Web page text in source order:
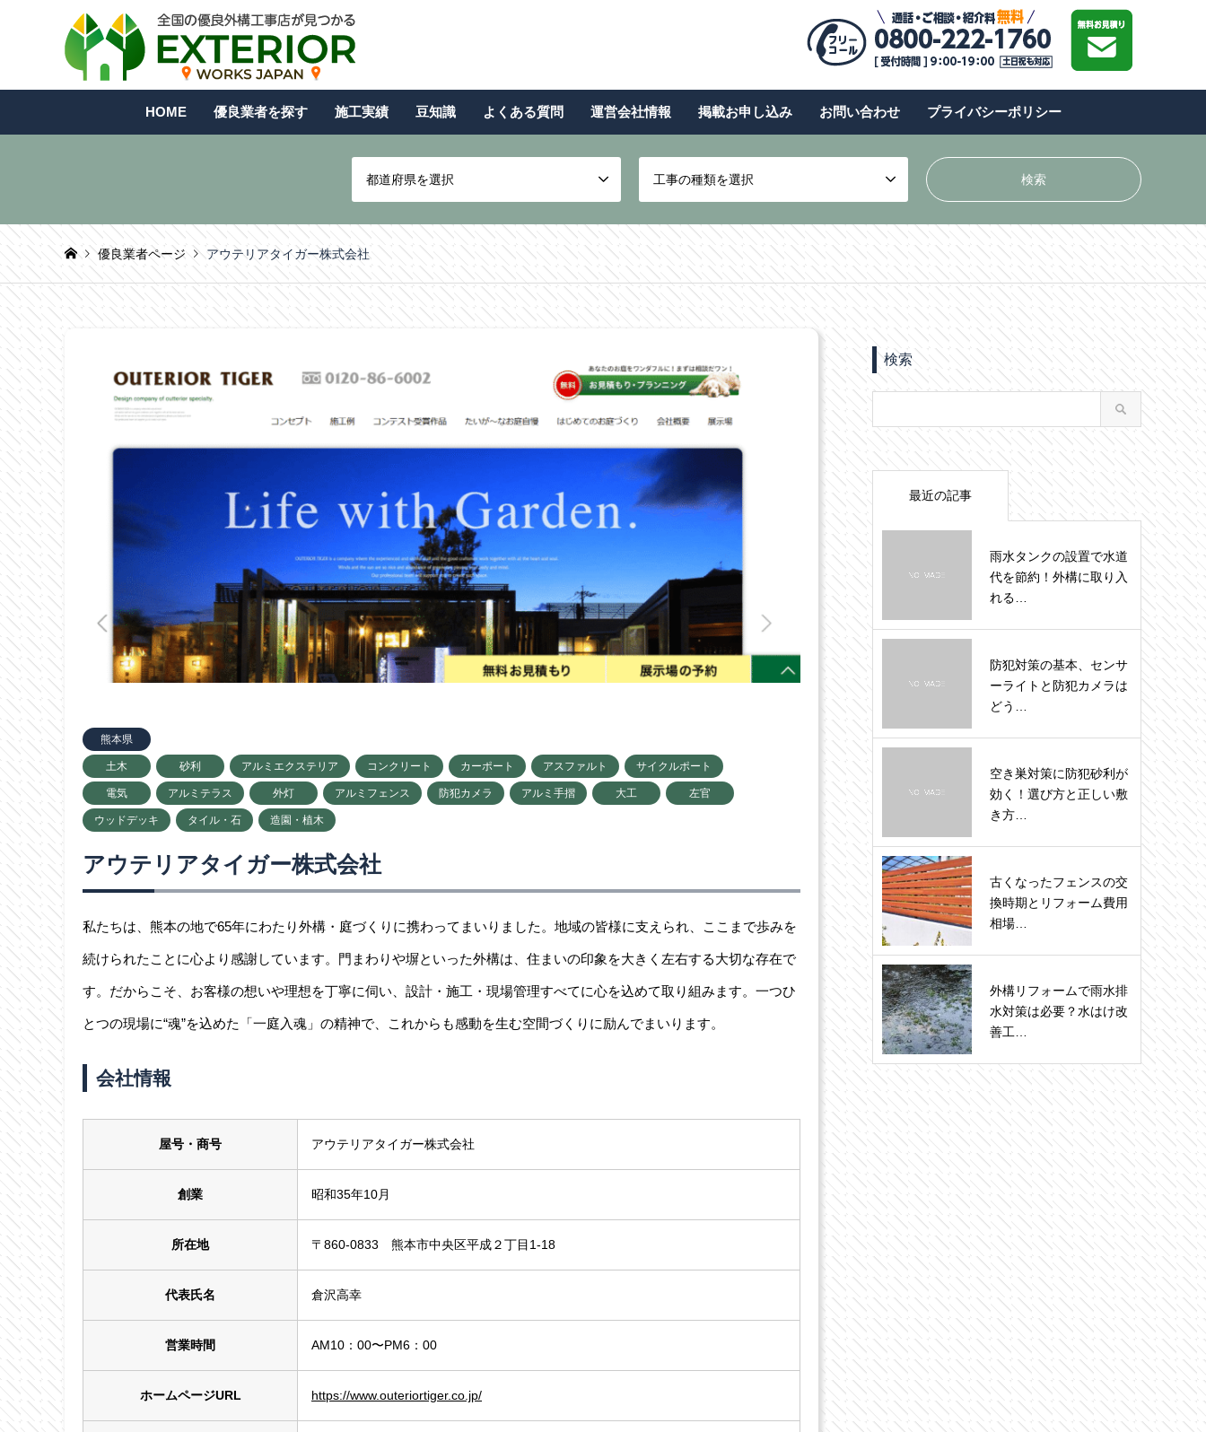
HOME 優良業者を探す 施工実績 豆知識 よくある質問 運営会社情報 掲載お申し込み お問い合わせ プライバシーポリシー
都道府県を選択 工事の種類を選択
優良業者ページ アウテリアタイガー株式会社
熊本県
土木 砂利 アルミエクステリア コンクリート カーポート アスファルト サイクルポート
電気 アルミテラス 外灯 アルミフェンス 防犯カメラ アルミ手摺 大工 左官
ウッドデッキ タイル・石 造園・植木
アウテリアタイガー株式会社
私たちは、熊本の地で65年にわたり外構・庭づくりに携わってまいりました。地域の皆様に支えられ、ここまで歩みを
続けられたことに心より感謝しています。門まわりや塀といった外構は、住まいの印象を大きく左右する大切な存在で
す。だからこそ、お客様の想いや理想を丁寧に伺い、設計・施工・現場管理すべてに心を込めて取り組みます。一つひ
とつの現場に“魂”を込めた「一庭入魂」の精神で、これからも感動を生む空間づくりに励んでまいります。
会社情報
屋号・商号 アウテリアタイガー株式会社
創業 昭和35年10月
所在地 〒860-0833 熊本市中央区平成２丁目1-18
代表氏名 倉沢高幸
営業時間 AM10：00〜PM6：00
ホームページURL https://www.outeriortiger.co.jp/
検索
最近の記事
雨水タンクの設置で水道
代を節約！外構に取り入
れる…
防犯対策の基本、センサ
ーライトと防犯カメラは
どう…
空き巣対策に防犯砂利が
効く！選び方と正しい敷
き方…
古くなったフェンスの交
換時期とリフォーム費用
相場…
外構リフォームで雨水排
水対策は必要？水はけ改
善工…